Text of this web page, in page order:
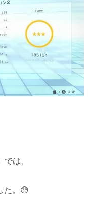
は、
た。😓